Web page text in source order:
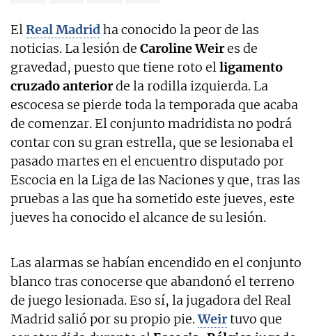
ElReal Madridha conocido la peor de las
noticias. La lesión de Caroline Weires de
gravedad, puesto que tiene roto elligamento
cruzado anteriorde la rodilla izquierda. La
escocesa se pierde toda la temporada que acaba
de comenzar. El conjunto madridista no podrá
contar con su gran estrella, que se lesionaba el
pasado martes en el encuentro disputado por
Escocia en la Liga de las Naciones y que, tras las
pruebas a las que ha sometido este jueves, este
jueves ha conocido el alcance de su lesión.
Las alarmas se habían encendido en el conjunto
blanco tras conocerse que abandonó el terreno
de juego lesionada. Eso sí, la jugadora del Real
Madrid salió por su propio pie.Weirtuvo que